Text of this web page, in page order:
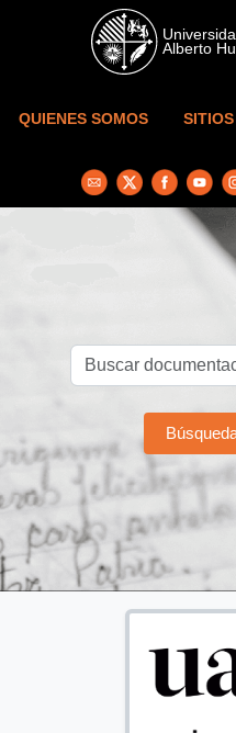
Skip to main content
QUIENES SOMOS